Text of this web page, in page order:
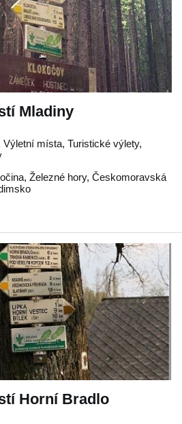
Mladiny
místa, Turistické výlety,
, Železné hory, Českomoravská
Horní Bradlo